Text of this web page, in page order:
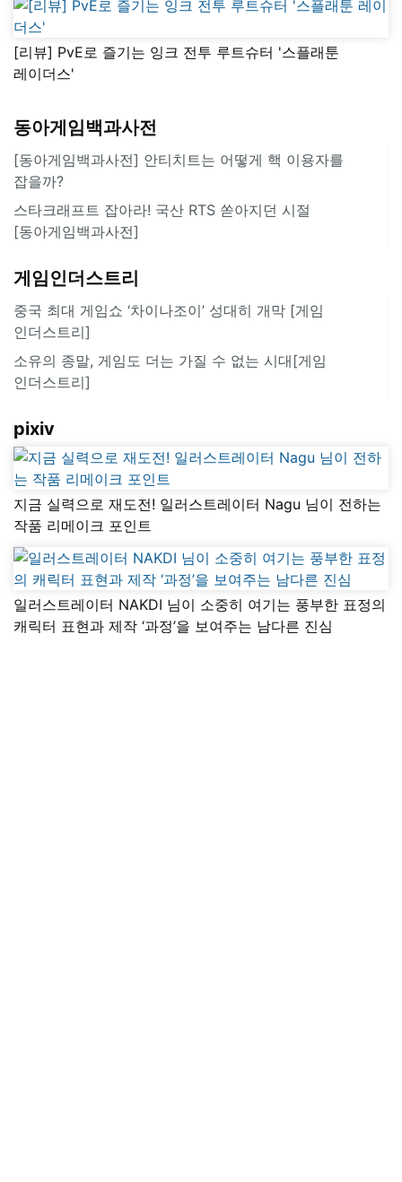
[리뷰] PvE로 즐기는 잉크 전투 루트슈터 '스플래툰
레이더스'
동아게임백과사전
[동아게임백과사전] 안티치트는 어떻게 핵 이용자를
잡을까?
스타크래프트 잡아라! 국산 RTS 쏟아지던 시절
[동아게임백과사전]
게임인더스트리
중국 최대 게임쇼 ‘차이나조이’ 성대히 개막 [게임
인더스트리]
소유의 종말, 게임도 더는 가질 수 없는 시대[게임
인더스트리]
pixiv
지금 실력으로 재도전! 일러스트레이터 Nagu 님이 전하는
작품 리메이크 포인트
일러스트레이터 NAKDI 님이 소중히 여기는 풍부한 표정의
캐릭터 표현과 제작 ‘과정’을 보여주는 남다른 진심